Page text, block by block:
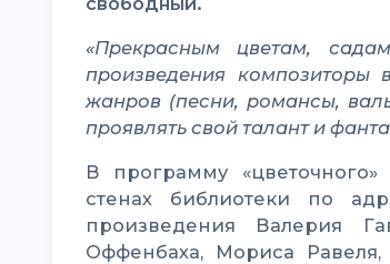
«Прекрасным цветам, садам, паркам и оранжереям всегда посвящали свои
произведения композиторы
жанров (песни, романсы,
проявлять свой талант и
В программу «цветочного» концерта мартовского «Университета культуры» в
стенах библиотеки по
произведения Валерия
Оффенбаха, Мориса Равеля,